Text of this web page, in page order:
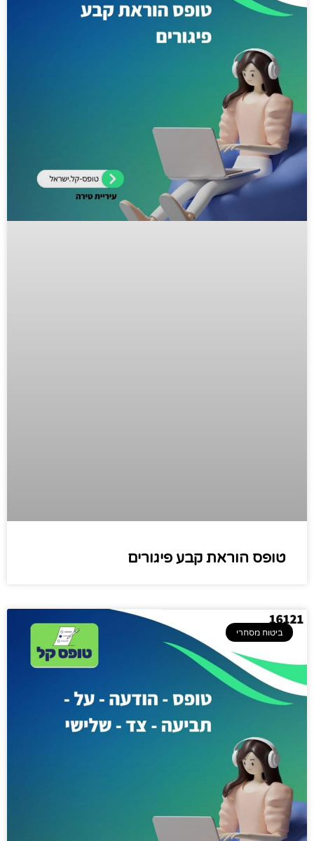
טופס הוראת קבע פיגורים
ביטוח מסחרי